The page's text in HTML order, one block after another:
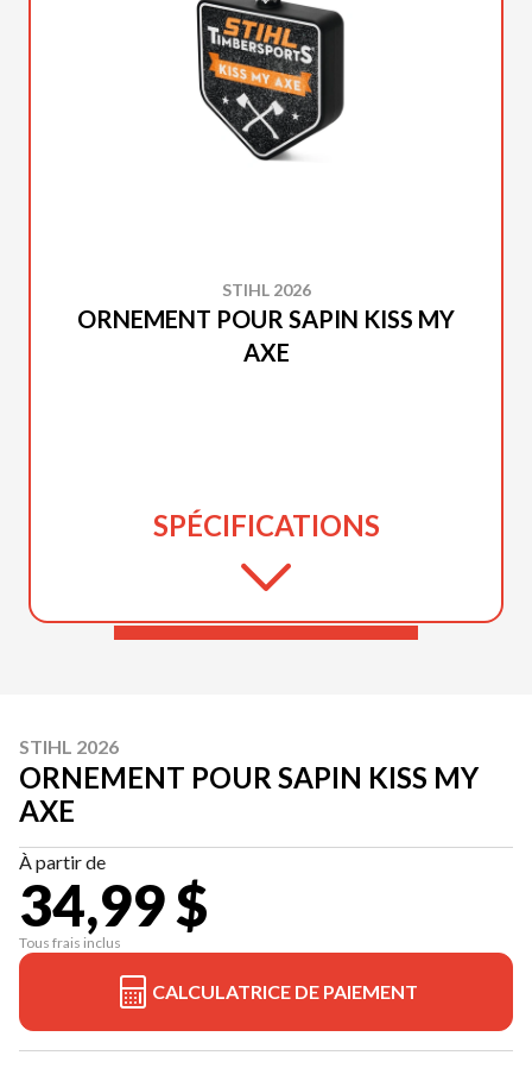
STIHL 2026
ORNEMENT POUR SAPIN KISS MY
AXE
SPÉCIFICATIONS
STIHL 2026
ORNEMENT POUR SAPIN KISS MY
AXE
À partir de
34,99 $
Tous frais inclus
CALCULATRICE DE PAIEMENT